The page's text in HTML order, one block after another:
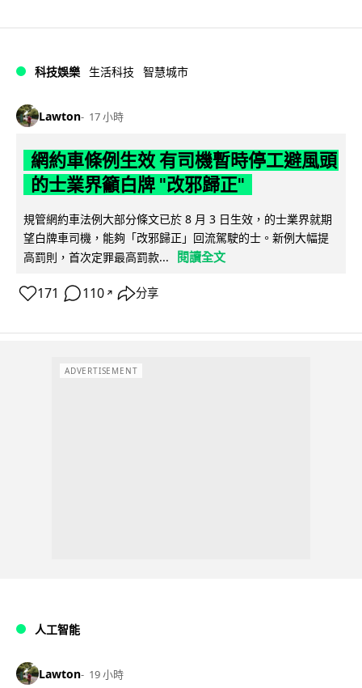
科技娛樂 生活科技 智慧城市
Lawton 17 小時
網約車條例生效 有司機暫時停工避風頭
的士業界籲白牌 "改邪歸正"
規管網約車法例大部分條文已於 8 月 3 日生效，的士業界就期
望白牌車司機，能夠「改邪歸正」回流駕駛的士。新例大幅提
高罰則，首次定罪最高罰款...
閱讀全文
171 110 ↗ 分享
ADVERTISEMENT
人工智能
Lawton 19 小時